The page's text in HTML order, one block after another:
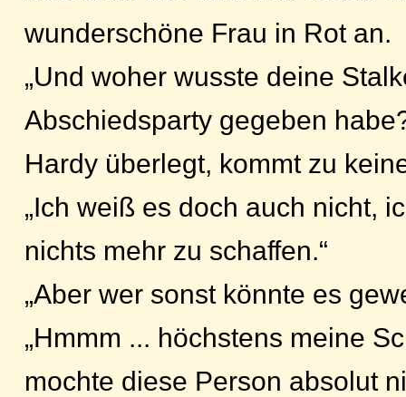
wunderschöne Frau in Rot an.
„Und woher wusste deine
Abschiedsparty gegeben
Hardy überlegt, kommt zu
„Ich weiß es doch auch nicht,
nichts mehr zu schaffen.“
„Aber wer sonst könnte es
„Hmmm ... höchstens meine
mochte diese Person absolut